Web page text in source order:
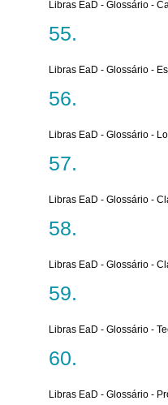
Libras EaD - Glossário -
Libras EaD - Glossário -
Libras EaD - Glossário -
Libras EaD - Glossário -
Libras EaD - Glossário -
Libras EaD - Glossário -
Libras EaD - Glossário -